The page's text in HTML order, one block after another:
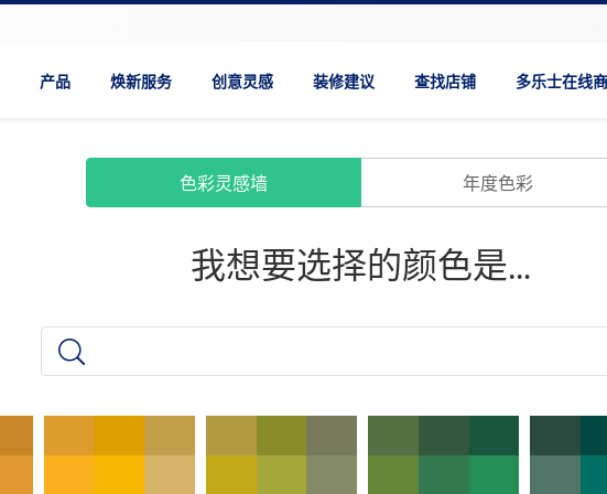
产品 焕新服务 创意灵感 装修建议 查找店铺 多乐士在线
色彩灵感墙 年度色彩
我想要选择的颜色是…